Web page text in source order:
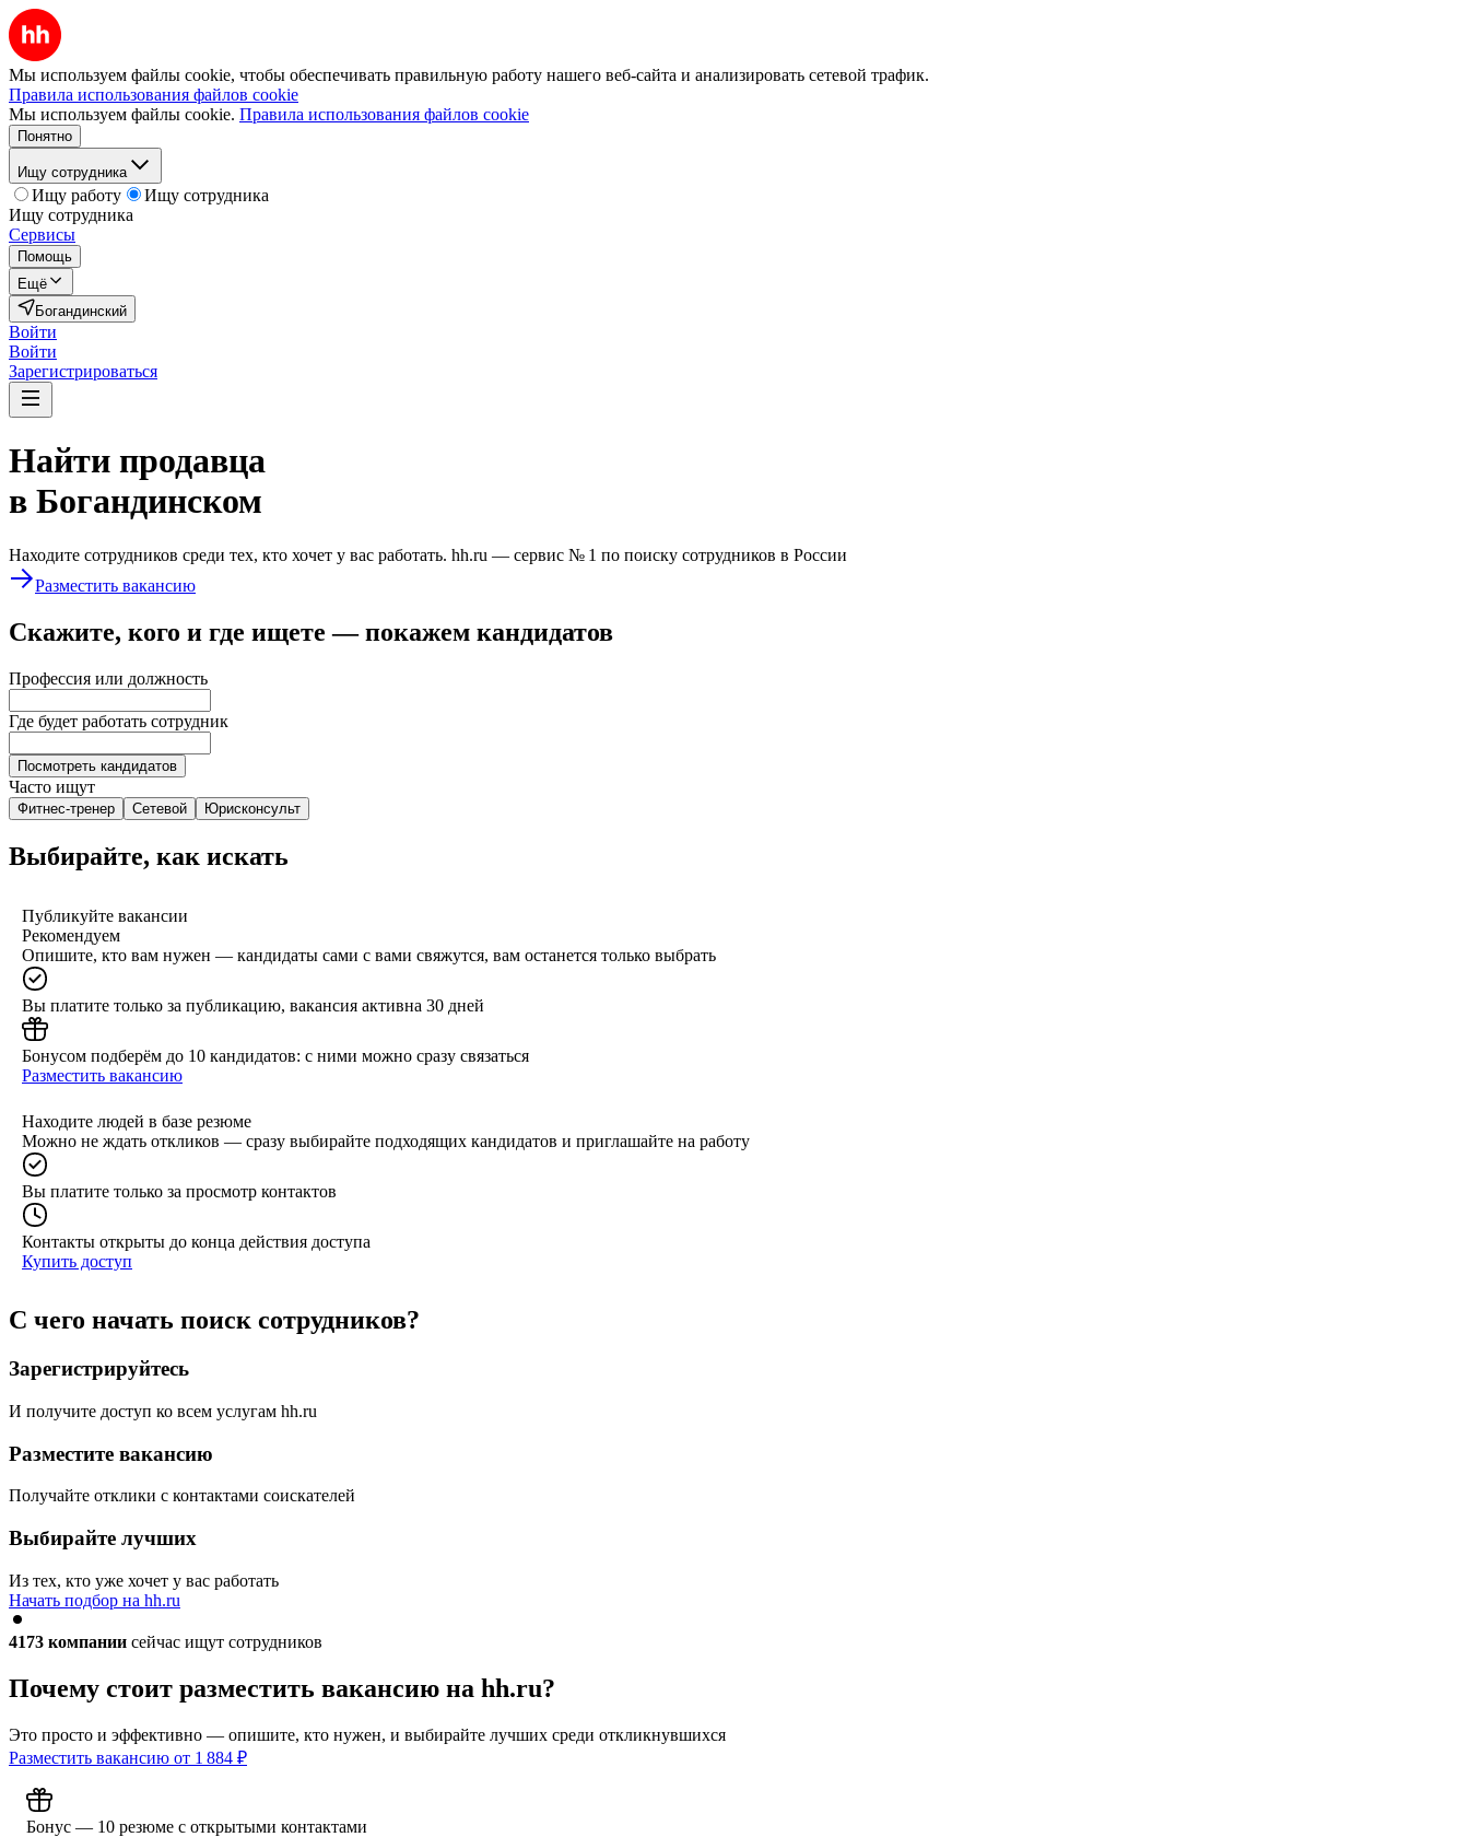
Мы используем файлы cookie, чтобы обеспечивать правильную работу нашего веб-сайта и анализировать сетевой трафик.
Правила использования файлов cookie
Мы используем файлы cookie. Правила использования файлов cookie
Понятно
Ищу сотрудника
Ищу работу
Ищу сотрудника
Ищу сотрудника
Сервисы
Помощь
Ещё
Богандинский
Войти
Войти
Зарегистрироваться
Найти продавца
в Богандинском
Находите сотрудников среди тех, кто хочет у вас работать. hh.ru — сервис № 1 по поиску сотрудников в России
Разместить вакансию
Скажите, кого и где ищете — покажем кандидатов
Профессия или должность
Где будет работать сотрудник
Посмотреть кандидатов
Часто ищут
Фитнес-тренер Сетевой Юрисконсульт
Выбирайте, как искать
Публикуйте вакансии
Рекомендуем
Опишите, кто вам нужен — кандидаты сами с вами свяжутся, вам останется только выбрать
Вы платите только за публикацию, вакансия активна 30 дней
Бонусом подберём до 10 кандидатов: с ними можно сразу связаться
Разместить вакансию
Находите людей в базе резюме
Можно не ждать откликов — сразу выбирайте подходящих кандидатов и приглашайте на работу
Вы платите только за просмотр контактов
Контакты открыты до конца действия доступа
Купить доступ
С чего начать поиск сотрудников?
Зарегистрируйтесь
И получите доступ ко всем услугам hh.ru
Разместите вакансию
Получайте отклики с контактами соискателей
Выбирайте лучших
Из тех, кто уже хочет у вас работать
Начать подбор на hh.ru
4173 компании сейчас ищут сотрудников
Почему стоит разместить вакансию на hh.ru?
Это просто и эффективно — опишите, кто нужен, и выбирайте лучших среди откликнувшихся
Разместить вакансию от 1 884 ₽
Бонус — 10 резюме с открытыми контактами